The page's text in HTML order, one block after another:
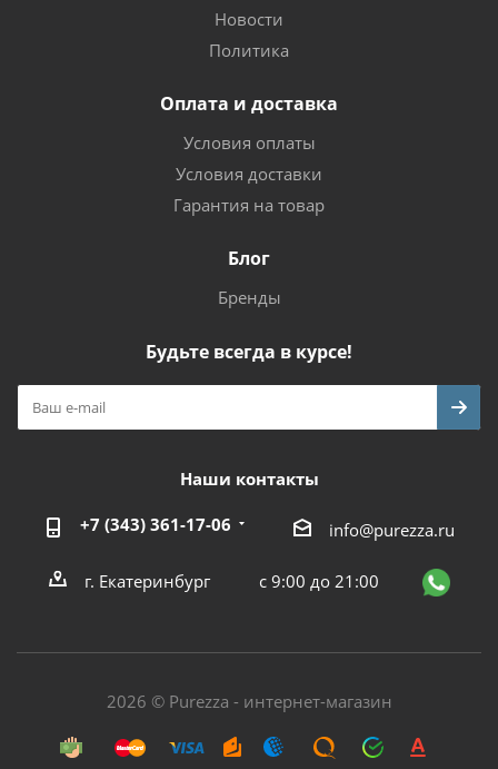
Новости
Политика
Оплата и доставка
Условия оплаты
Условия доставки
Гарантия на товар
Блог
Бренды
Будьте всегда в курсе!
Наши контакты
+7 (343) 361-17-06 info@purezza.ru
г. Екатеринбург с 9:00 до 21:00
2026 © Purezza - интернет-магазин